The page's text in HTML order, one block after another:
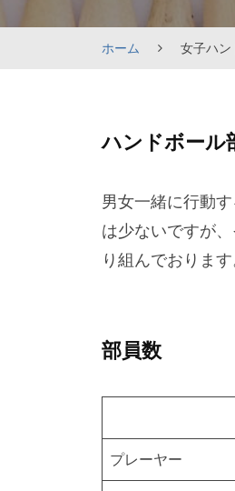
ホーム 女子ハン
女
ハ
ン
ド
ボ
部
2023
ハンドボール
男女一緒に行動
は少ないですが
り組んでおります
部員数
プレーヤー